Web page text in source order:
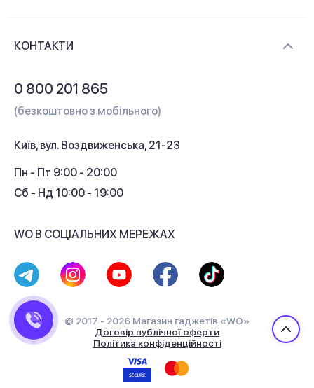
Контакти
Кешбек
КОНТАКТИ
0 800 201 865
(безкоштовно з мобільного)
Київ, вул. Воздвиженська, 21-23
Пн - Пт 9:00 - 20:00
Сб - Нд 10:00 - 19:00
WO В СОЦІАЛЬНИХ МЕРЕЖАХ
© 2017 - 2026 Магазин гаджетів «WO»
Договір публічної оферти
Політика конфіденційності